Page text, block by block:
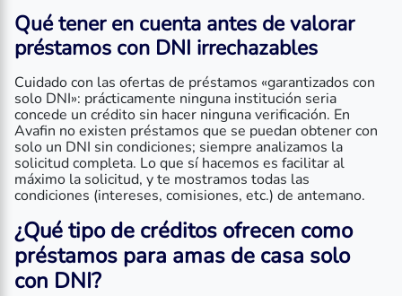
Qué tener en cuenta antes de valorar
préstamos con DNI irrechazables
Cuidado con las ofertas de préstamos «garantizados con
solo DNI»: prácticamente ninguna institución seria
concede un crédito sin hacer ninguna verificación. En
Avafin no existen préstamos que se puedan obtener con
solo un DNI sin condiciones; siempre analizamos la
solicitud completa. Lo que sí hacemos es facilitar al
máximo la solicitud, y te mostramos todas las
condiciones (intereses, comisiones, etc.) de antemano.
¿Qué tipo de créditos ofrecen como
préstamos para amas de casa solo
con DNI?